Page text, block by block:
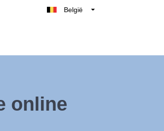
België
France
online